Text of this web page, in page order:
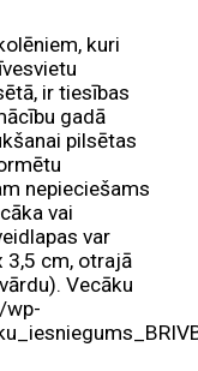
kuri
ir tiesības
gadā
pilsētas
nepieciešams
vai
var
3,5 cm, otrajā
Vecāku
wp-